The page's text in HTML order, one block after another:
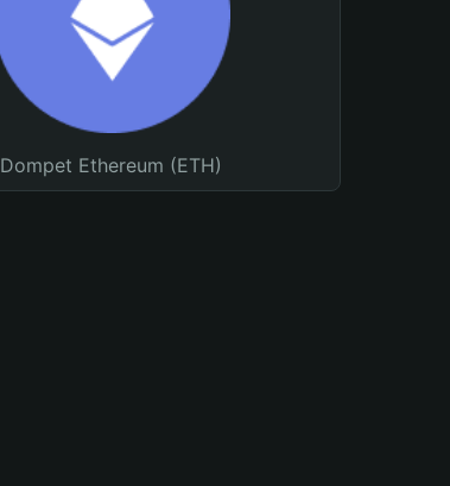
Dompet Ethereum (ETH)